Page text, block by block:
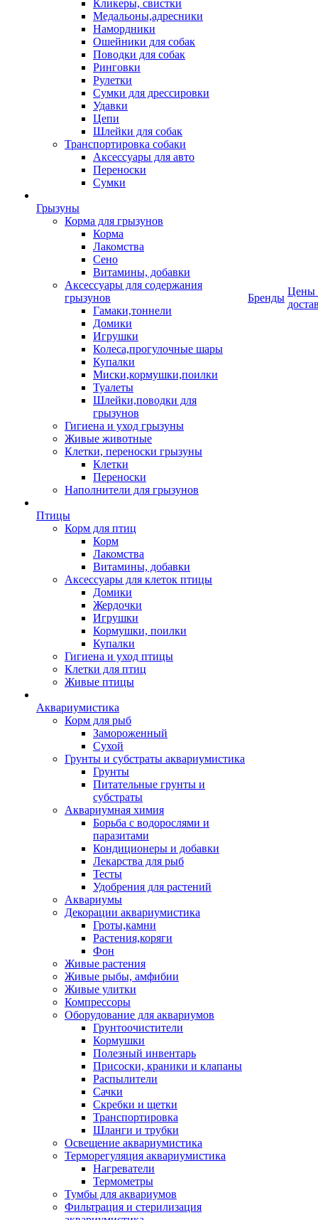
Кликеры, свистки
Медальоны,адресники
Намордники
Ошейники для собак
Поводки для собак
Ринговки
Рулетки
Сумки для дрессировки
Удавки
Цепи
Шлейки для собак
Транспортировка собаки
Аксессуары для авто
Переноски
Сумки
Грызуны
Корма для грызунов
Корма
Лакомства
Сено
Витамины, добавки
Аксессуары для содержания
грызунов
Гамаки,тоннели
Домики
Игрушки
Колеса,прогулочные шары
Купалки
Миски,кормушки,поилки
Туалеты
Шлейки,поводки для
грызунов
Гигиена и уход грызуны
Живые животные
Клетки, переноски грызуны
Клетки
Переноски
Наполнители для грызунов
Птицы
Корм для птиц
Корм
Лакомства
Витамины, добавки
Аксессуары для клеток птицы
Домики
Жердочки
Игрушки
Кормушки, поилки
Купалки
Гигиена и уход птицы
Клетки для птиц
Живые птицы
Аквариумистика
Корм для рыб
Замороженный
Сухой
Грунты и субстраты аквариумистика
Грунты
Питательные грунты и
субстраты
Аквариумная химия
Борьба с водорослями и
паразитами
Кондиционеры и добавки
Лекарства для рыб
Тесты
Удобрения для растений
Аквариумы
Декорации аквариумистика
Гроты,камни
Растения,коряги
Фон
Живые растения
Живые рыбы, амфибии
Живые улитки
Компрессоры
Оборудование для аквариумов
Грунтоочистители
Кормушки
Полезный инвентарь
Присоски, краники и клапаны
Распылители
Сачки
Скребки и щетки
Транспортировка
Шланги и трубки
Освещение аквариумистика
Терморегуляция аквариумистика
Нагреватели
Термометры
Тумбы для аквариумов
Фильтрация и стерилизация
Бренды
Цены